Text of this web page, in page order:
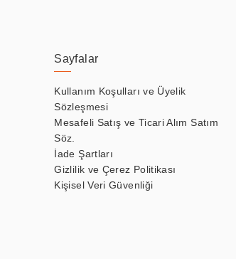
Sayfalar
Kullanım Koşulları ve Üyelik
Sözleşmesi
Mesafeli Satış ve Ticari Alım Satım
Söz.
İade Şartları
Gizlilik ve Çerez Politikası
Kişisel Veri Güvenliği